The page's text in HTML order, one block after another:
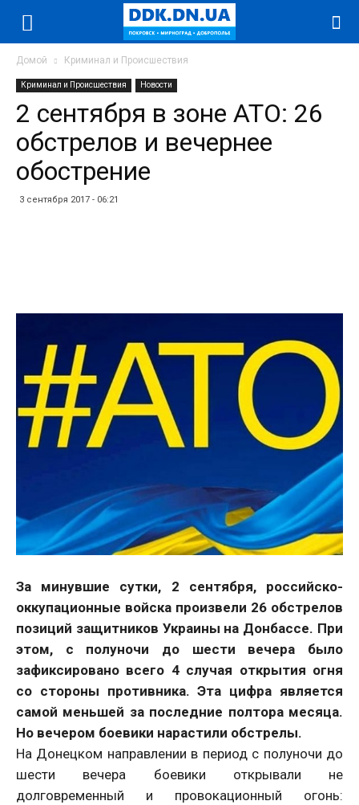
Домой Криминал и Происшествия
Криминал и Происшествия Новости
2 сентября в зоне АТО: 26
обстрелов и вечернее
обострение
3 сентября 2017 - 06:21
За минувшие сутки, 2 сентября, российско-
оккупационные войска произвели 26 обстрелов
позиций защитников Украины на Донбассе. При
этом, с полуночи до шести вечера было
зафиксировано всего 4 случая открытия огня
со стороны противника. Эта цифра является
самой меньшей за последние полтора месяца.
Но вечером боевики нарастили обстрелы.
На Донецком направлении в период с полуночи до
шести вечера боевики открывали не
долговременный и провокационный огонь: